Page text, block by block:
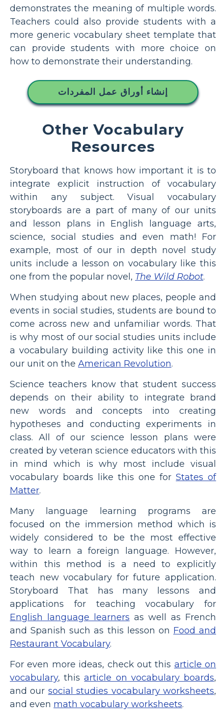
demonstrates the meaning of multiple words.
Teachers could also provide students with a
more generic vocabulary sheet template that
can provide students with more choice on
how to demonstrate their understanding.
إنشاء أوراق عمل المفردات
Other Vocabulary
Resources
Storyboard that knows how important it is to
integrate explicit instruction of vocabulary
within any subject. Visual vocabulary
storyboards are a part of many of our units
and lesson plans in English language arts,
science, social studies and even math! For
example, most of our in depth novel study
units include a lesson on vocabulary like this
one from the popular novel, The Wild Robot.
When studying about new places, people and
events in social studies, students are bound to
come across new and unfamiliar words. That
is why most of our social studies units include
a vocabulary building activity like this one in
our unit on the American Revolution.
Science teachers know that student success
depends on their ability to integrate brand
new words and concepts into creating
hypotheses and conducting experiments in
class. All of our science lesson plans were
created by veteran science educators with this
in mind which is why most include visual
vocabulary boards like this one for States of
Matter.
Many language learning programs are
focused on the immersion method which is
widely considered to be the most effective
way to learn a foreign language. However,
within this method is a need to explicitly
teach new vocabulary for future application.
Storyboard That has many lessons and
applications for teaching vocabulary for
English language learners as well as French
and Spanish such as this lesson on Food and
Restaurant Vocabulary.
For even more ideas, check out this article on
vocabulary, thisarticle on vocabulary boards,
and our social studies vocabulary worksheets,
and even math vocabulary worksheets.